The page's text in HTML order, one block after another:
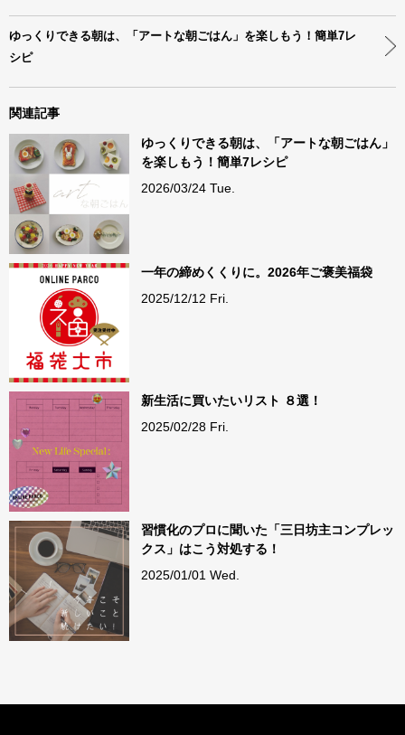
ゆっくりできる朝は、「アートな朝ごはん」を楽しもう！簡単7レ
シピ
関連記事
ゆっくりできる朝は、「アートな朝ごはん」
を楽しもう！簡単7レシピ
2026/03/24 Tue.
一年の締めくくりに。2026年ご褒美福袋
2025/12/12 Fri.
新生活に買いたいリスト ８選！
2025/02/28 Fri.
習慣化のプロに聞いた「三日坊主コンプレッ
クス」はこう対処する！
2025/01/01 Wed.